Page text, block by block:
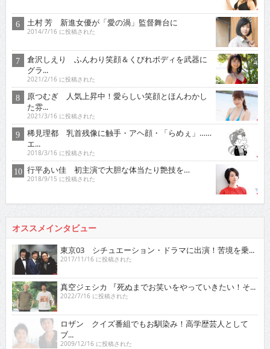
土村 芳 新進女優が「愛の渦」監督舞台に
2014/7/16 に投稿された
倉沢しえり ふんわり笑顔＆くびれボディを武器に
グラ...
2021/2/16 に投稿された
原つむぎ 人気上昇中！愛らしい笑顔とほんわかし
た雰...
2021/3/16 に投稿された
稀見理都 乳首残像に触手・アヘ顔・「らめぇ」……
エ...
2018/3/16 に投稿された
行平あい佳 初主演で大胆な体当たり艶技を…
2018/9/15 に投稿された
オススメインタビュー
東京03 シチュエーション・ドラマに出演！苦境を乗...
2017/11/16 に投稿された
真空ジェシカ 『死ぬまでお笑いをやっていきたい！そ...
2022/7/16 に投稿された
ロザン クイズ番組でもお馴染み！高学歴芸人として
ブ...
2009/12/16 に投稿された